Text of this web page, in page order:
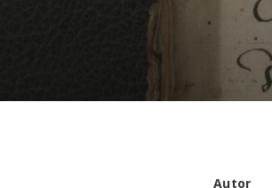
Autor